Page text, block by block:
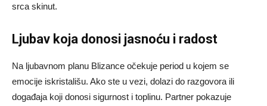
srca skinut.
Ljubav koja donosi jasnoću i radost
Na ljubavnom planu Blizance očekuje period u kojem se
emocije iskristališu. Ako ste u vezi, dolazi do razgovora ili
događaja koji donosi sigurnost i toplinu. Partner pokazuje